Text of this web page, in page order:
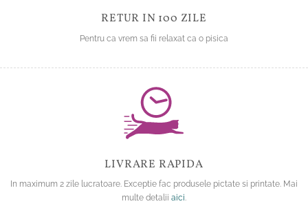
RETUR IN 100 ZILE
Pentru ca vrem sa fii relaxat ca o pisica
LIVRARE RAPIDA
In maximum 2 zile lucratoare. Exceptie fac produsele pictate si printate. Mai
multe detalii aici.